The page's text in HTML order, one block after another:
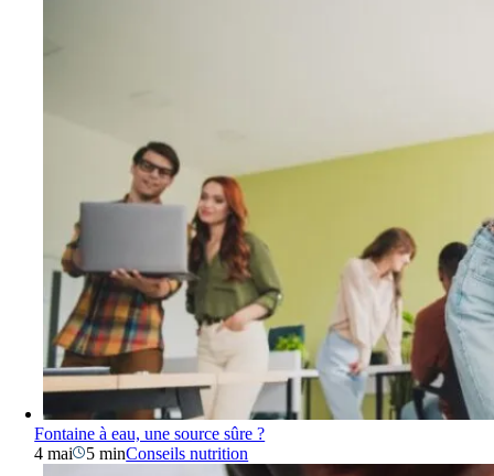
Fontaine à eau, une source sûre ?
4 mai
5 minConseils nutrition